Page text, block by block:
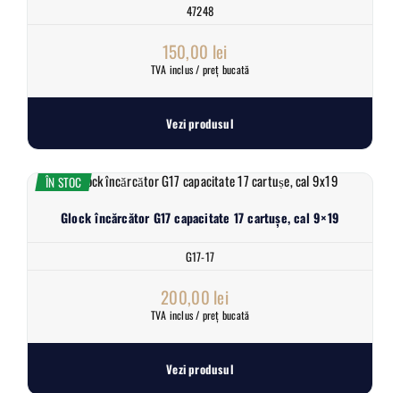
47248
150,00 lei
TVA inclus / preț bucată
Vezi produsul
Glock încărcător G17 capacitate 17 cartușe, cal 9×19
G17-17
200,00 lei
ÎN STOC
TVA inclus / preț bucată
Vezi produsul